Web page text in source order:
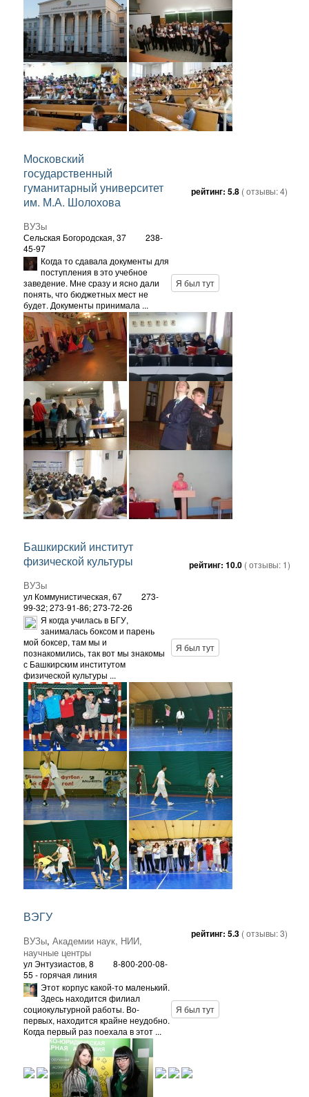
Московский
государственный
гуманитарный университет
им. М.А. Шолохова
ВУЗы
Сельская Богородская, 37
238-
45-97
рейтинг: 5.8 ( отзывы:4)
Когда то сдавала документы для
поступления в это учебное
заведение. Мне сразу и ясно дали
понять, что бюджетных мест не
будет. Документы принимала ...
Я был тут
Башкирский институт
физической культуры
ВУЗы
ул Коммунистическая, 67
273-
99-32; 273-91-86; 273-72-26
рейтинг: 10.0 ( отзывы: 1)
Я когда училась в БГУ,
занималась боксом и парень
мой боксер, там мы и
познакомились, так вот мы знакомы
с Башкирским институтом
физической культуры ...
Я был тут
ВЭГУ
ВУЗы, Академии наук, НИИ,
научные центры
ул Энтузиастов, 8
8-800-200-08-
55 - горячая линия
рейтинг: 5.3 ( отзывы:3)
Этот корпус какой-то маленький.
Здесь находится филиал
социокультурной работы. Во-
первых, находится крайне неудобно.
Когда первый раз поехала в этот ...
Я был тут